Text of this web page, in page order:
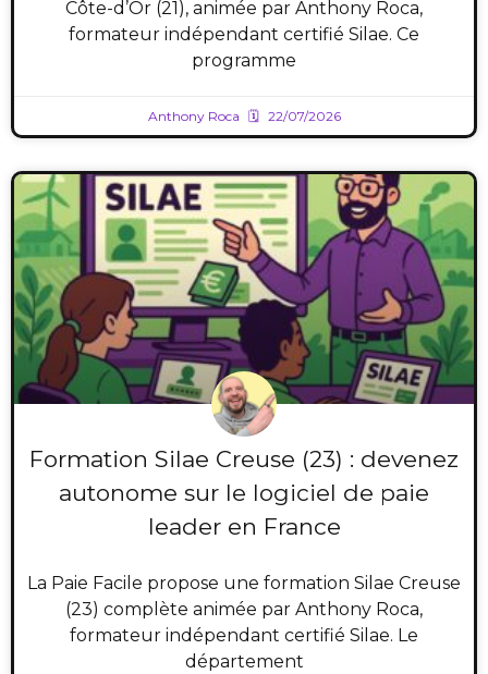
Côte-d’Or (21), animée par Anthony Roca,
formateur indépendant certifié Silae. Ce
programme
Anthony Roca 22/07/2026
Formation Silae Creuse (23) : devenez
autonome sur le logiciel de paie
leader en France
La Paie Facile propose une formation Silae Creuse
(23) complète animée par Anthony Roca,
formateur indépendant certifié Silae. Le
département